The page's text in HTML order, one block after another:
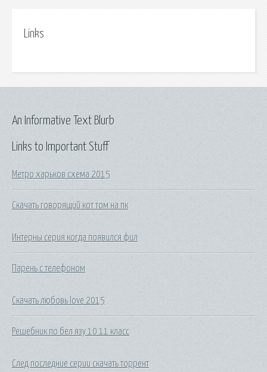
Links
Links to Important Stuff
Метро харьков схема 2015
Скачать говорящий кот том на пк
Интерны серия когда появился фил
Парень с телефоном
Скачать любовь love 2015
Решебник по бел язу 10 11 класс
След последние серии скачать торрент
An Informative Text Blurb